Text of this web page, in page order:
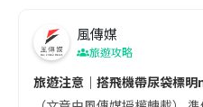
風傳媒
旅遊攻略
旅遊注意｜搭飛機帶尿袋標